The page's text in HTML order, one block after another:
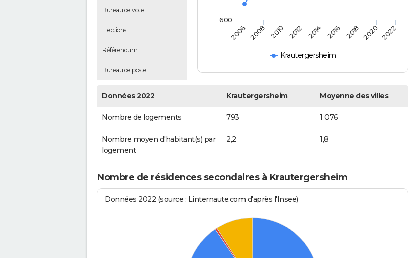
Bureau de vote
Elections
Référendum
Bureau de poste
Krautergersheim
2006 2008 2010 2012 2014 2016 2018 2020 2022
600
Données 2022 Krautergersheim Moyenne des villes
Nombre de logements 793 1 076
Nombre moyen d'habitant(s) par
logement
2,2 1,8
Nombre de résidences secondaires à Krautergersheim
Données 2022 (source : Linternaute.com d'après l'Insee)